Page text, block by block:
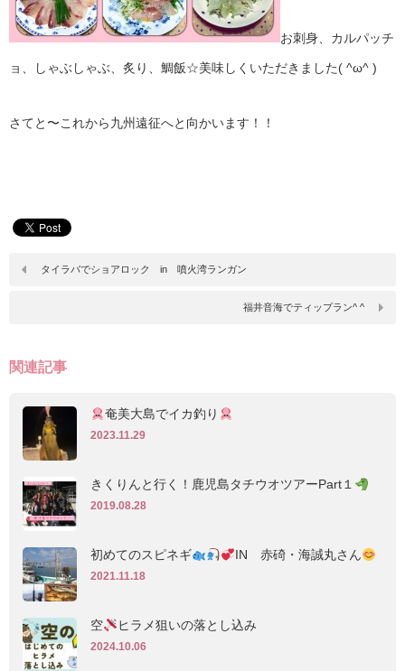
お刺身、カルパッチ
ョ、しゃぶしゃぶ、炙り、鯛飯☆美味しくいただきました( ^ω^ )
さてと〜これから九州遠征へと向かいます！！
タイラバでショアロック in 噴火湾ランガン
福井音海でティップラン^ ^
関連記事
奄美大島でイカ釣り
2023.11.29
きくりんと行く！鹿児島タチウオツアーPart１
2019.08.28
初めてのスピネギ IN 赤碕・海誠丸さん
2021.11.18
空 ヒラメ狙いの落とし込み
2024.10.06